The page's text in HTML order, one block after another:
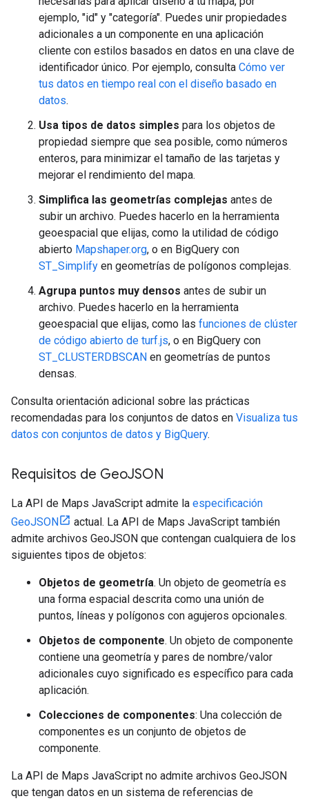
ejemplo, "id" y "categoría". Puedes unir propiedades
adicionales a un componente en una aplicación
cliente con estilos basados en datos en una clave de
identificador único. Por ejemplo, consulta Cómo ver
tus datos en tiempo real con el diseño basado en
datos.
Usa tipos de datos simples para los objetos de
propiedad siempre que sea posible, como números
enteros, para minimizar el tamaño de las tarjetas y
mejorar el rendimiento del mapa.
Simplifica las geometrías complejas antes de
subir un archivo. Puedes hacerlo en la herramienta
geoespacial que elijas, como la utilidad de código
abierto Mapshaper.org, o en BigQuery con
ST_Simplify en geometrías de polígonos complejas.
Agrupa puntos muy densos antes de subir un
archivo. Puedes hacerlo en la herramienta
geoespacial que elijas, como las funciones de clúster
de código abierto de turf.js, o en BigQuery con
ST_CLUSTERDBSCAN en geometrías de puntos
densas.
Consulta orientación adicional sobre las prácticas
recomendadas para los conjuntos de datos en Visualiza tus
datos con conjuntos de datos y BigQuery.
Requisitos de GeoJSON
La API de Maps JavaScript admite la especificación
GeoJSON
actual. La API de Maps JavaScript también
admite archivos GeoJSON que contengan cualquiera de los
siguientes tipos de objetos:
Objetos de geometría. Un objeto de geometría es
una forma espacial descrita como una unión de
puntos, líneas y polígonos con agujeros opcionales.
Objetos de componente. Un objeto de componente
contiene una geometría y pares de nombre/valor
adicionales cuyo significado es específico para cada
aplicación.
Colecciones de componentes: Una colección de
componentes es un conjunto de objetos de
componente.
La API de Maps JavaScript no admite archivos GeoJSON
que tengan datos en un sistema de referencias de